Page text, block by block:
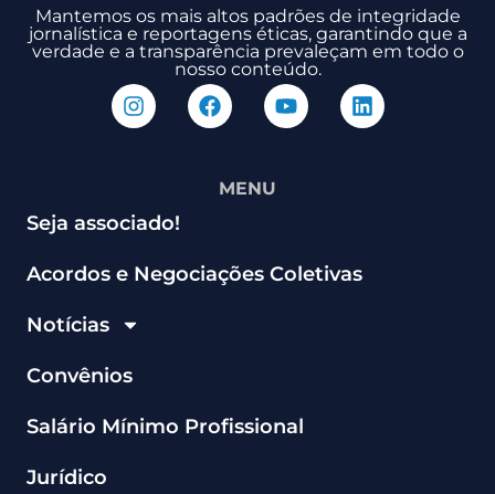
Mantemos os mais altos padrões de integridade
jornalística e reportagens éticas, garantindo que a
verdade e a transparência prevaleçam em todo o
nosso conteúdo.
MENU
Seja associado!
Acordos e Negociações Coletivas
Notícias
Convênios
Salário Mínimo Profissional
Jurídico